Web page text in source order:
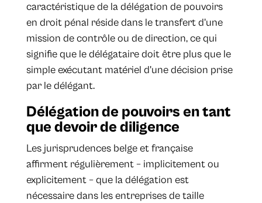
caractéristique de la délégation de pouvoirs
en droit pénal réside dans le transfert d'une
mission de contrôle ou de direction, ce qui
signifie que le délégataire doit être plus que le
simple exécutant matériel d'une décision prise
par le délégant.
Délégation de pouvoirs en tant
que devoir de diligence
Les jurisprudences belge et française
affirment régulièrement – implicitement ou
explicitement – que la délégation est
nécessaire dans les entreprises de taille